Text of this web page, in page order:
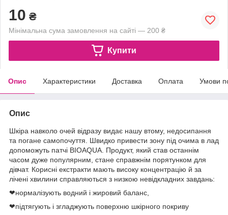
10 ₴
Мінімальна сума замовлення на сайті — 200 ₴
Купити
Опис Характеристики Доставка Оплата Умови
Опис
Шкіра навколо очей відразу видає нашу втому, недосипання
та погане самопочуття. Швидко привести зону під очима в лад
допоможуть патчі BIOAQUA. Продукт, який став останнім
часом дуже популярним, стане справжнім порятунком для
дівчат. Корисні екстракти мають високу концентрацію й за
лічені хвилини справляються з низкою невідкладних завдань:
❤нормалізують водний і жировий баланс,
❤підтягують і згладжують поверхню шкірного покриву